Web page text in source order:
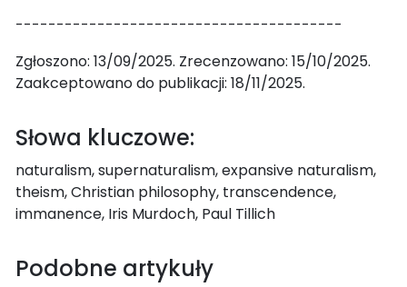
----------------------------------------
Zgłoszono: 13/09/2025. Zrecenzowano: 15/10/2025.
Zaakceptowano do publikacji: 18/11/2025.
Słowa kluczowe:
naturalism, supernaturalism, expansive naturalism,
theism, Christian philosophy, transcendence,
immanence, Iris Murdoch, Paul Tillich
Podobne artykuły